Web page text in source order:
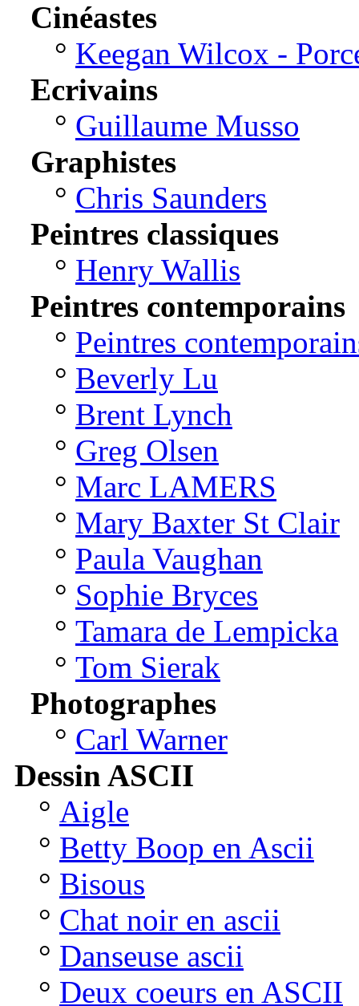
Cinéastes
° Keegan Wilcox -
Ecrivains
° Guillaume Musso
Graphistes
° Chris Saunders
Peintres classiques
° Henry Wallis
Peintres contemporains
° Peintres
° Beverly Lu
° Brent Lynch
° Greg Olsen
° Marc LAMERS
° Mary Baxter St Clair
° Paula Vaughan
° Sophie Bryces
° Tamara de Lempicka
° Tom Sierak
Photographes
° Carl Warner
Dessin ASCII
° Aigle
° Betty Boop en Ascii
° Bisous
° Chat noir en ascii
° Danseuse ascii
° Deux coeurs en ASCII